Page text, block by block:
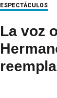
ESPECTÁCULOS
La voz